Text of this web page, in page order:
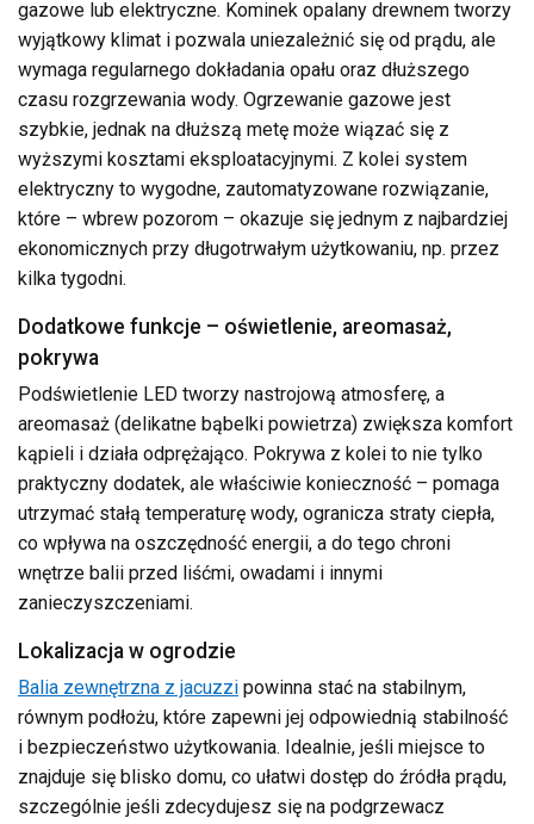
gazowe lub elektryczne. Kominek opalany drewnem tworzy
wyjątkowy klimat i pozwala uniezależnić się od prądu, ale
wymaga regularnego dokładania opału oraz dłuższego
czasu rozgrzewania wody. Ogrzewanie gazowe jest
szybkie, jednak na dłuższą metę może wiązać się z
wyższymi kosztami eksploatacyjnymi. Z kolei system
elektryczny to wygodne, zautomatyzowane rozwiązanie,
które – wbrew pozorom – okazuje się jednym z najbardziej
ekonomicznych przy długotrwałym użytkowaniu, np. przez
kilka tygodni.
Dodatkowe funkcje – oświetlenie, areomasaż,
pokrywa
Podświetlenie LED tworzy nastrojową atmosferę, a
areomasaż (delikatne bąbelki powietrza) zwiększa komfort
kąpieli i działa odprężająco. Pokrywa z kolei to nie tylko
praktyczny dodatek, ale właściwie konieczność – pomaga
utrzymać stałą temperaturę wody, ogranicza straty ciepła,
co wpływa na oszczędność energii, a do tego chroni
wnętrze balii przed liśćmi, owadami i innymi
zanieczyszczeniami.
Lokalizacja w ogrodzie
Balia zewnętrzna z jacuzzi powinna stać na stabilnym,
równym podłożu, które zapewni jej odpowiednią stabilność
i bezpieczeństwo użytkowania. Idealnie, jeśli miejsce to
znajduje się blisko domu, co ułatwi dostęp do źródła prądu,
szczególnie jeśli zdecydujesz się na podgrzewacz